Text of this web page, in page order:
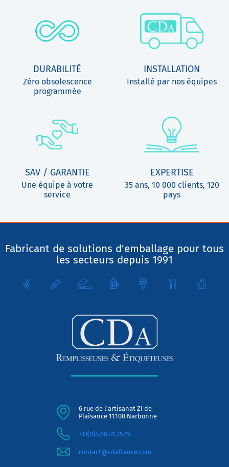
DURABILITÉ
Zéro obsolescence
programmée
INSTALLATION
Installé par nos équipes
SAV / GARANTIE
Une équipe à votre
service
EXPERTISE
35 ans, 10 000 clients, 120
pays
Fabricant de solutions d'emballage pour tous
les secteurs depuis 1991
6 rue de l'artisanat ZI de
Plaisance 11100 Narbonne
+33(0)4.68.41.25.29
contact@cdafrance.com